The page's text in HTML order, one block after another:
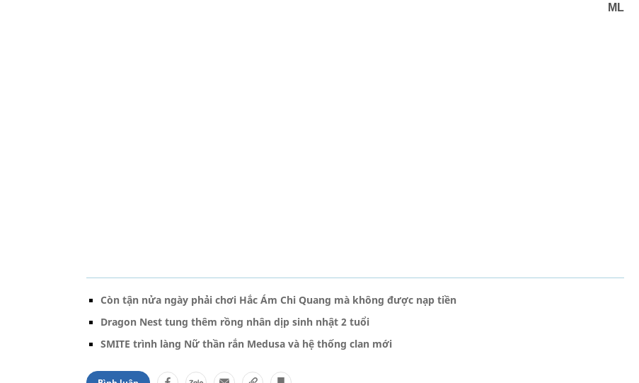
ML
Còn tận nửa ngày phải chơi Hắc Ám Chi Quang mà không được nạp tiền
Dragon Nest tung thêm rồng nhân dịp sinh nhật 2 tuổi
SMITE trình làng Nữ thần rắn Medusa và hệ thống clan mới